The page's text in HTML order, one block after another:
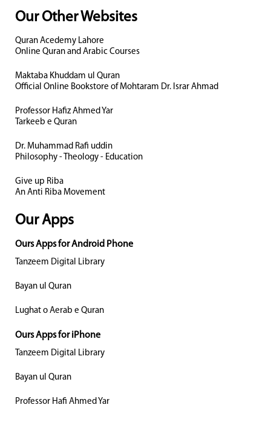
Our Other Websites
Quran Acedemy Lahore
Online Quran and Arabic Courses
Maktaba Khuddam ul Quran
Official Online Bookstore of Mohtaram Dr. Israr Ahmad
Professor Hafiz Ahmed Yar
Tarkeeb e Quran
Dr. Muhammad Rafi uddin
Philosophy - Theology - Education
Give up Riba
An Anti Riba Movement
Our Apps
Ours Apps for Android Phone
Tanzeem Digital Library
Bayan ul Quran
Lughat o Aerab e Quran
Ours Apps for iPhone
Tanzeem Digital Library
Bayan ul Quran
Professor Hafi Ahmed Yar